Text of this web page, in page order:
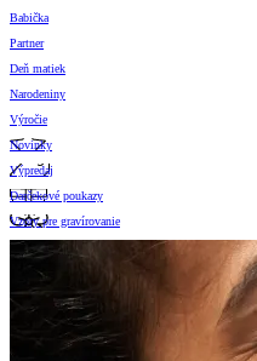
Babička
Partner
Deň matiek
Narodeniny
Výročie
Novinky
Výpredaj
Darčekové poukazy
Vzory pre gravírovanie